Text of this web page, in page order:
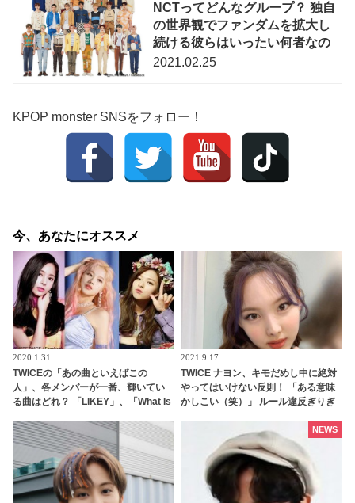
NCTってどんなグループ？ 独自
の世界観でファンダムを拡大し
続ける彼らはいったい何者なの
2021.02.25
KPOP monster SNSをフォロー！
今、あなたにオススメ
2020.1.31
TWICEの「あの曲といえばこの
人」、各メンバーが一番、輝いてい
る曲はどれ？ 「LIKEY」、「What Is
2021.9.17
TWICE ナヨン、キモだめし中に絶対
やってはいけない反則！ 「ある意味
かしこい（笑）」 ルール違反ぎりぎ
NEWS